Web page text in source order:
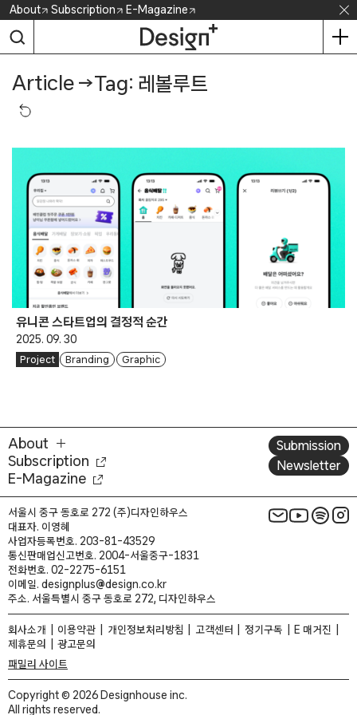
Skip
content
About Subscription E-Magazine
Article →Tag: 레볼루트
유니콘 스타트업의 결정적 순간
2025. 09. 30
Project Branding Graphic
About
Subscription
E-Magazine
Submission
Newsletter
서울시 중구 동호로 272 (주)디자인하우스
대표자. 이영혜
사업자등록번호. 203-81-43529
통신판매업신고번호. 2004-서울중구-1831
전화번호. 02-2275-6151
이메일. designplus@design.co.kr
주소. 서울특별시 중구 동호로 272, 디자인하우스
회사소개 이용약관 개인정보처리방침 고객센터 정기구독
E 매거진
제휴문의
광고문의
패밀리 사이트
Copyright © 2026 Designhouse inc.
All rights reserved.